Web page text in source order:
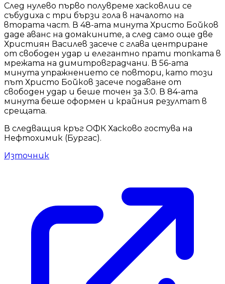
След нулево първо полувреме хасковлии се
събудиха с три бързи гола в началото на
втората част. В 48-ата минута Христо Бойков
даде аванс на домакините, а след само още две
Християн Василев засече с глава центриране
от свободен удар и елегантно прати топката в
мрежата на димитровградчани. В 56-ата
минута упражнението се повтори, като този
път Христо Бойков засече подаване от
свободен удар и беше точен за 3:0. В 84-ата
минута беше оформен и крайния резултат в
срещата.
В следващия кръг ОФК Хасково гостува на
Нефтохимик (Бургас).
Източник